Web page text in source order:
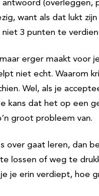
antwoord (overleggen,
want als dat lukt zijn
3 punten te
erger maakt voor
niet echt. Waarom
Wel, als je
kans dat het op een
groot probleem van.
over gaat leren, dan
lossen of weg te
je erin verdiept, hoe